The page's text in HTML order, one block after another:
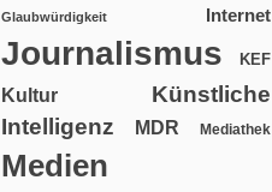
Glaubwürdigkeit Internet
Journalismus KEF
Kultur
Künstliche
Intelligenz
MDR Mediathek
Medien